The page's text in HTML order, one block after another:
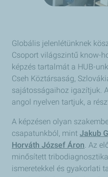
Globális jelenlétünknek
Csoport világszintű know-
képzés tartalmát a HUB-
Cseh Köztársaság,
sajátosságaihoz igazítjuk.
angol nyelven tartjuk, a
A képzésen olyan
csapatunkból, mint Jakub
Horváth József Áron. Az
minősített
ismeretekkel és gyakorlati